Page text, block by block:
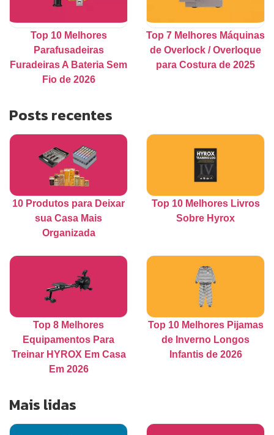
Top 10 Melhores
Parafusadeiras
Furadeiras A Bateria Sem
Fio de 2026
Top 7 Melhores Máquinas
de Overlock / Overloque
para Costura de 2025
Posts recentes
10 Produtos para Deixar
sua Casa Mais
Organizada
Top 10 Melhores Livros
Sobre Hyrox
Top 8 Melhores
Equipamentos Para
Treinar HYROX Em Casa
Em 2026
Top 10 Melhores Pijamas
de Inverno Longos
Infantis de 2026
Mais lidas